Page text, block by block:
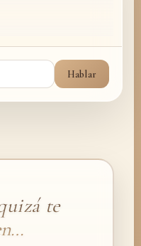
Hablar
te